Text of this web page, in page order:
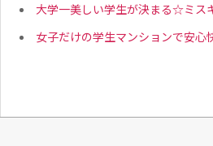
大学一美しい学生が決まる☆ミス
女子だけの学生マンションで安心